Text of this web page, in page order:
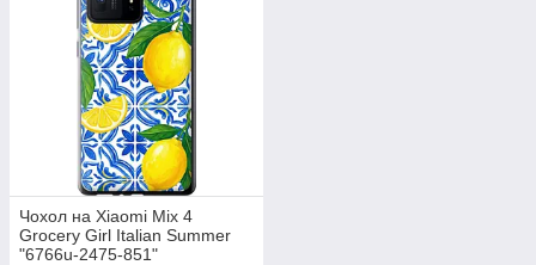
Чохол на Xiaomi Mix 4
Grocery Girl Italian Summer
"6766u-2475-851"